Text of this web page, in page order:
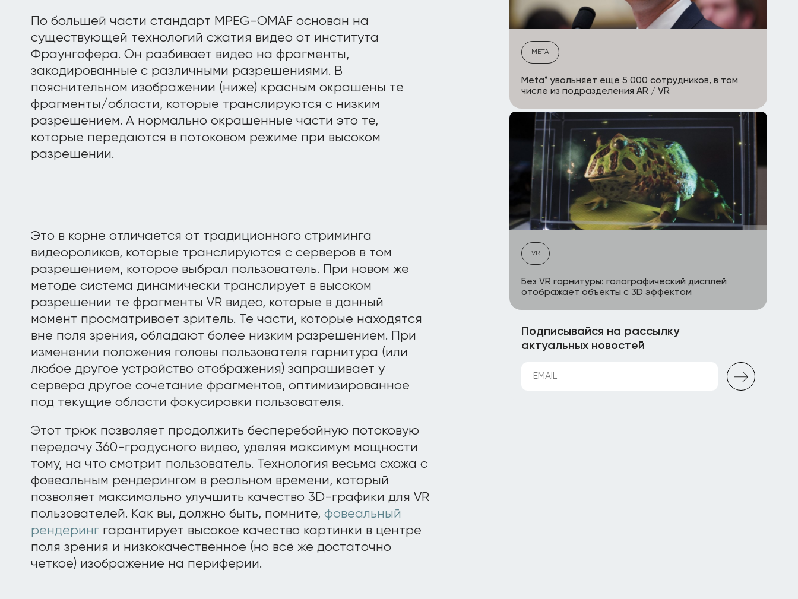
По большей части стандарт MPEG-OMAF основан на
существующей технологий сжатия видео от института
Фраунгофера. Он разбивает видео на фрагменты,
закодированные с различными разрешениями. В
пояснительном изображении (ниже) красным окрашены те
фрагменты/области, которые транслируются с низким
разрешением. А нормально окрашенные части это те,
которые передаются в потоковом режиме при высоком
разрешении.
Это в корне отличается от традиционного стриминга
видеороликов, которые транслируются с серверов в том
разрешением, которое выбрал пользователь. При новом же
методе система динамически транслирует в высоком
разрешении те фрагменты VR видео, которые в данный
момент просматривает зритель. Те части, которые находятся
вне поля зрения, обладают более низким разрешением. При
изменении положения головы пользователя гарнитура (или
любое другое устройство отображения) запрашивает у
сервера другое сочетание фрагментов, оптимизированное
под текущие области фокусировки пользователя.
Этот трюк позволяет продолжить бесперебойную потоковую
передачу 360-градусного видео, уделяя максимум мощности
тому, на что смотрит пользователь. Технология весьма схожа с
фовеальным рендерингом в реальном времени, который
позволяет максимально улучшить качество 3D-графики для VR
пользователей. Как вы, должно быть, помните, фовеальный
рендеринг гарантирует высокое качество картинки в центре
поля зрения и низкокачественное (но всё же достаточно
четкое) изображение на периферии.
META
Meta* увольняет еще 5 000 сотрудников, в том
числе из подразделения AR / VR
VR
Без VR гарнитуры: голографический дисплей
отображает объекты с 3D эффектом
Подписывайся на рассылку
актуальных новостей